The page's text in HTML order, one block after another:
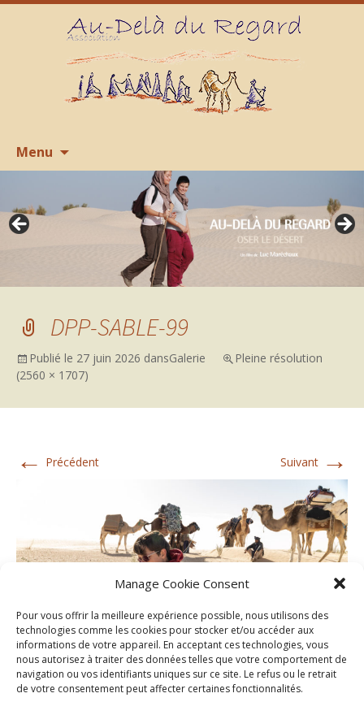
Manage Cookie Consent
Pour vous offrir la meilleure expérience possible, nous utilisons des
technologies comme les cookies pour stocker et/ou accéder aux
informations de votre appareil. En acceptant ces technologies, vous
nous autorisez à traiter des données telles que votre comportement de
navigation ou vos identifiants uniques sur ce site. Le refus ou le retrait
de votre consentement peut affecter certaines fonctionnalités.
Menu
contenu
DPP-SABLE-99
Publié le 27 juin 2026 dansGalerie
Pleine résolution
(2560 × 1707)
← Précédent Suivant →